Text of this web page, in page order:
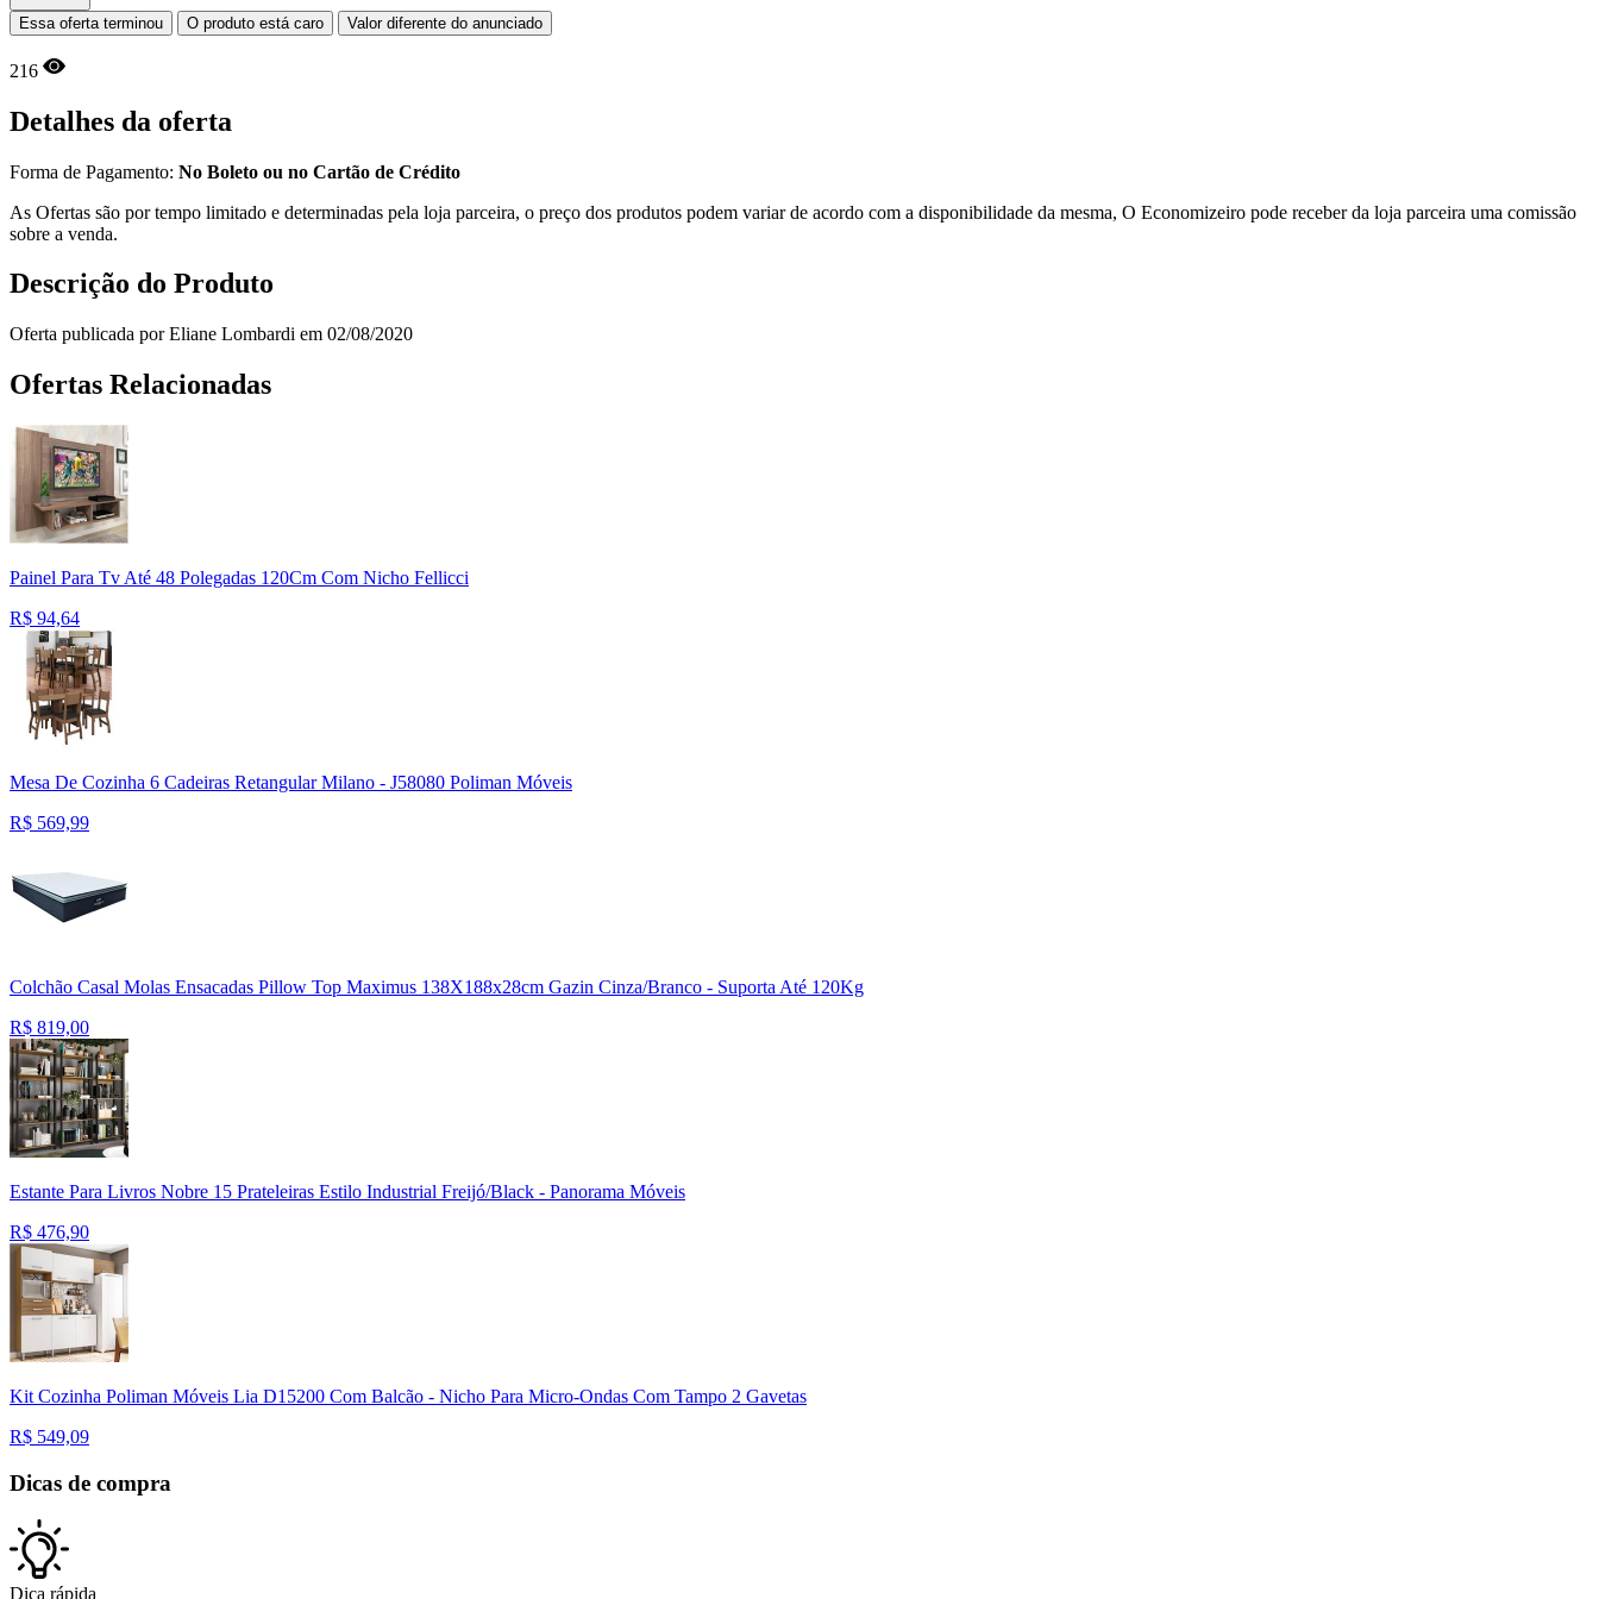
Essa oferta terminou O produto está caro Valor diferente do anunciado
216
Detalhes da oferta
Forma de Pagamento: No Boleto ou no Cartão de Crédito
As Ofertas são por tempo limitado e determinadas pela loja parceira, o preço dos produtos podem variar de acordo com a disponibilidade da mesma, O Economizeiro pode receber da loja parceira uma comissão
sobre a venda.
Descrição do Produto
Oferta publicada por Eliane Lombardi em 02/08/2020
Ofertas Relacionadas
Painel Para Tv Até 48 Polegadas 120Cm Com Nicho Fellicci
R$ 94,64
Mesa De Cozinha 6 Cadeiras Retangular Milano - J58080 Poliman Móveis
R$ 569,99
Colchão Casal Molas Ensacadas Pillow Top Maximus 138X188x28cm Gazin Cinza/Branco - Suporta Até 120Kg
R$ 819,00
Estante Para Livros Nobre 15 Prateleiras Estilo Industrial Freijó/Black - Panorama Móveis
R$ 476,90
Kit Cozinha Poliman Móveis Lia D15200 Com Balcão - Nicho Para Micro-Ondas Com Tampo 2 Gavetas
R$ 549,09
Dicas de compra
Dica rápida